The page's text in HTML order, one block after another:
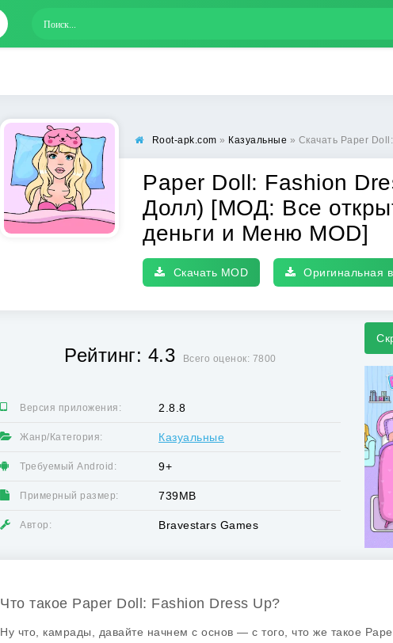
Root-apk.com » Казуальные » Скачать Paper Doll: Fashion Dress Up
Paper Doll: Fashion
Долл) [МОД: Все
деньги и Меню MOD]
Скачать MOD Оригинальная
Рейтинг: 4.3 Всего оценок: 7800
Версия приложения: 2.8.8
Жанр/Категория: Казуальные
Требуемый Android: 9+
Примерный размер: 739MB
Автор: Bravestars Games
Что такое Paper Doll: Fashion Dress Up?
Ну что, камрады, давайте начнем с основ — с того, что же такое